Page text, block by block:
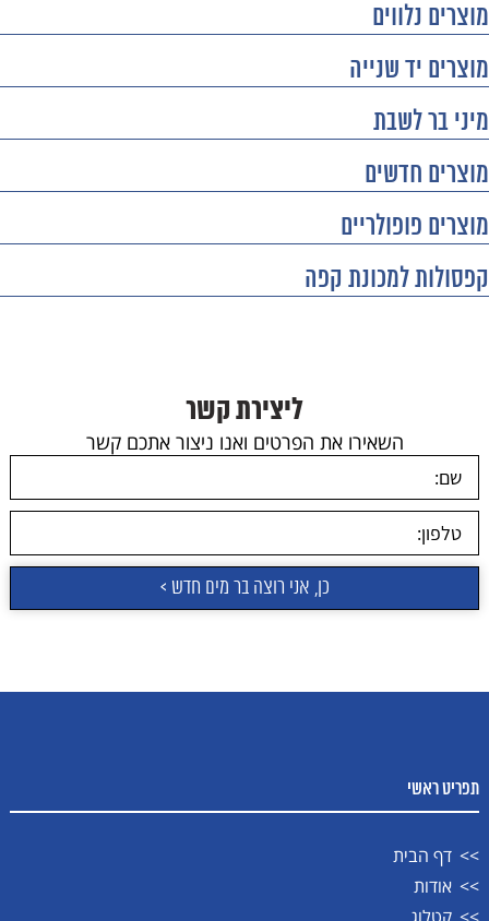
מוצרים נלווים
מוצרים יד שנייה
מיני בר לשבת
מוצרים חדשים
מוצרים פופולריים
קפסולות למכונת קפה
ליצירת קשר
השאירו את הפרטים ואנו ניצור אתכם קשר
תפריט ראשי
דף הבית
אודות
קטלוג